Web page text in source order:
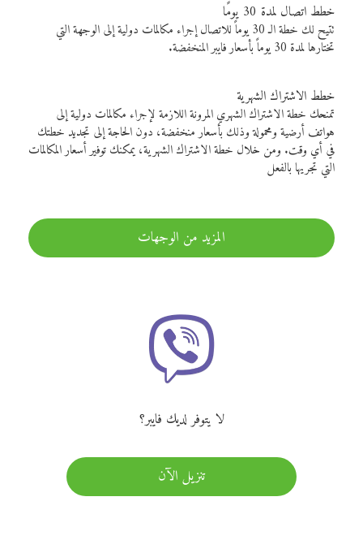
خطط اتصال لمدة 30 يومًا
تتيح لك خطة الـ 30 يوماً للاتصال إجراء مكالمات دولية إلى الوجهة التي
تختارها لمدة 30 يوماً بأسعار فايبر المنخفضة.
خطط الاشتراك الشهرية
تمنحك خطة الاشتراك الشهري المرونة اللازمة لإجراء مكالمات دولية إلى
هواتف أرضية ومحمولة وذلك بأسعار منخفضة، دون الحاجة إلى تجديد خطتك
في أي وقت. ومن خلال خطة الاشتراك الشهرية، يمكنك توفير أسعار المكالمات
التي تجريها بالفعل
المزيد من الوجهات
لا يتوفر لديك فايبر؟
تنزيل الآن